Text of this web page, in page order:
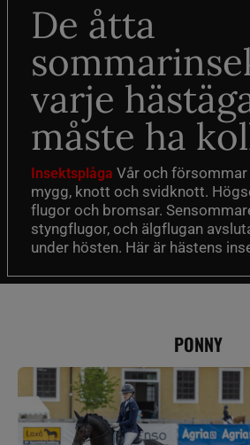
De åtta
varje
måste ha
Insektsplåga Vår och
mygg, knott och svidknott.
flugor och bromsar.
styngflugor, och älgflugan
under hösten. Här är hästens
PONNY